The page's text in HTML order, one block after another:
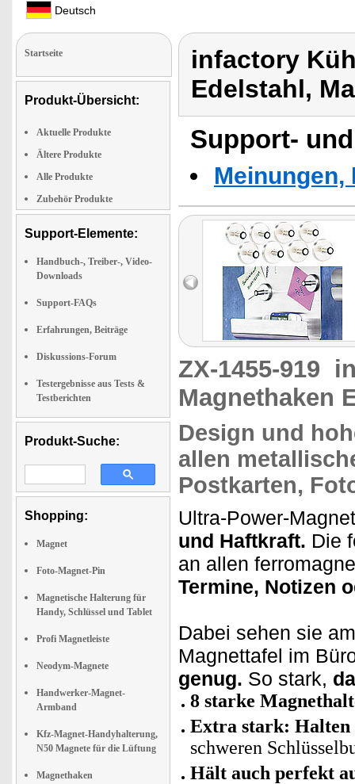
Deutsch
Startseite
Produkt-Übersicht:
Aktuelle Produkte
Ältere Produkte
Alle Produkte
Zubehör Produkte
Support-Elemente:
Handbuch-, Treiber-, Video-
Downloads
Support-FAQs
Erfahrungen, Beiträge
Diskussions-Forum
Testergebnisse aus Tests &
Testberichten
Produkt-Suche:
Shopping:
Magnet
Foto-Magnet-Pin
Magnetische Halterung für
Handy, Schlüssel und Tablet
Profi Magnetleiste
Neodym-Magnete
Handwerker-Magnet-
Armband
Kfz-Magnet-Handyhalterung,
N50 Magnete für die Lüftung
Magnethaken
infactory
Edelstahl,
Support-
ZX-1455-919
Magnethaken
Design und
allen
Postkarten,
Ultra-Power-
und Haftkraft. Die
an allen
Termine, Notizen
Dabei sehen sie
Magnettafel im
genug. So stark,
8 starke
Extra stark: Halten
schweren
Hält auch perfekt